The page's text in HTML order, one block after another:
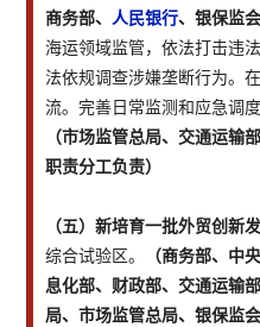
商务部、 人民银行、银保监
海运领域监管，依法打击违
法依规调查涉嫌垄断行为。
流。完善日常监测和应急调
（市场监管总局、交通运输
职责分工负责）
（五）新培育一批外贸创新
综合试验区。
（商务部、中
息化部、财政部、交通运输部
局、市场监管总局、银保监